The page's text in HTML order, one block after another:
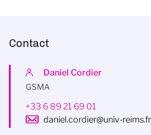
Contact
Daniel Cordier
GSMA
+33 6 89 21 69 01
daniel.cordier@univ-reims.fr